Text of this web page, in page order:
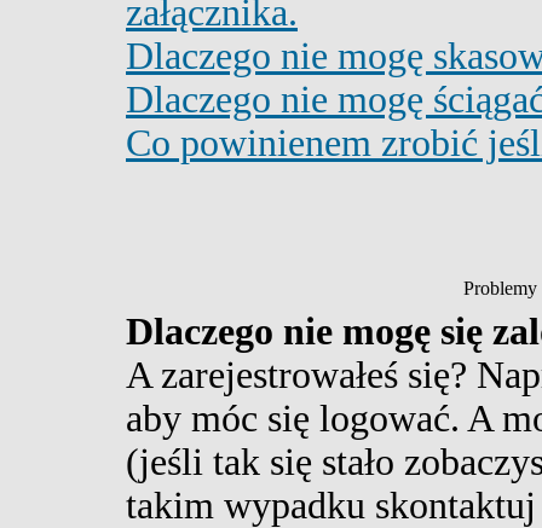
załącznika.
Dlaczego nie mogę
Dlaczego nie mogę
Co powinienem zrobić
Dlaczego nie mogę się
A zarejestrowałeś się?
aby móc się logować. A
(jeśli tak się stało
takim wypadku